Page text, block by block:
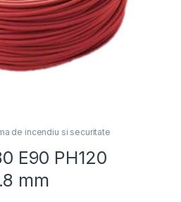
de incendiu si securitate
E90 PH120
mm